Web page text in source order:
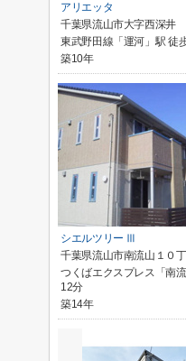
アリエッタ
千葉県流山市大字西深井
東武野田線「運河」駅 徒
築10年
シエルツリー Ⅲ
千葉県流山市南流山１０
つくばエクスプレス「南
12分
築14年